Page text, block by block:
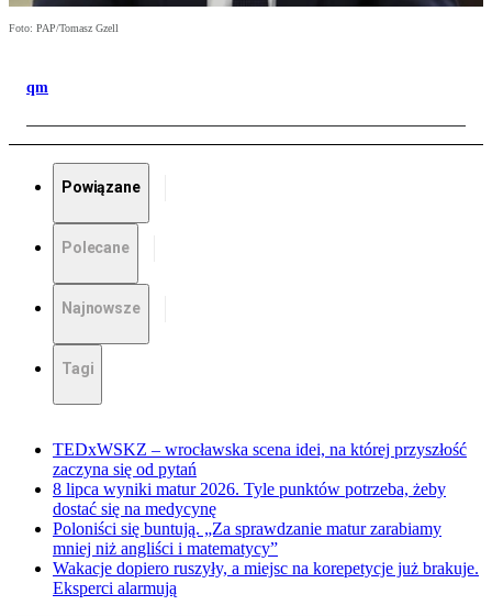
Foto: PAP/Tomasz Gzell
qm
Powiązane
Polecane
Najnowsze
Tagi
TEDxWSKZ – wrocławska scena idei, na której przyszłość
zaczyna się od pytań
8 lipca wyniki matur 2026. Tyle punktów potrzeba, żeby
dostać się na medycynę
Poloniści się buntują. „Za sprawdzanie matur zarabiamy
mniej niż angliści i matematycy”
Wakacje dopiero ruszyły, a miejsc na korepetycje już brakuje.
Eksperci alarmują